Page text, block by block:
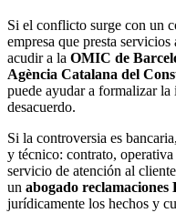
Si el conflicto surge con un
empresa que presta
acudir a la OMIC de
Agència Catalana del
puede ayudar a formalizar
desacuerdo.
Si la controversia es
y técnico: contrato,
servicio de atención al
un abogado reclamaciones
jurídicamente los hechos y